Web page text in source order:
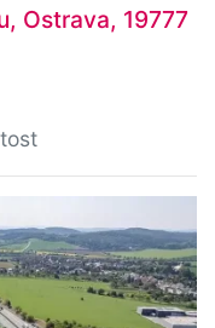
Ostrava, 19777